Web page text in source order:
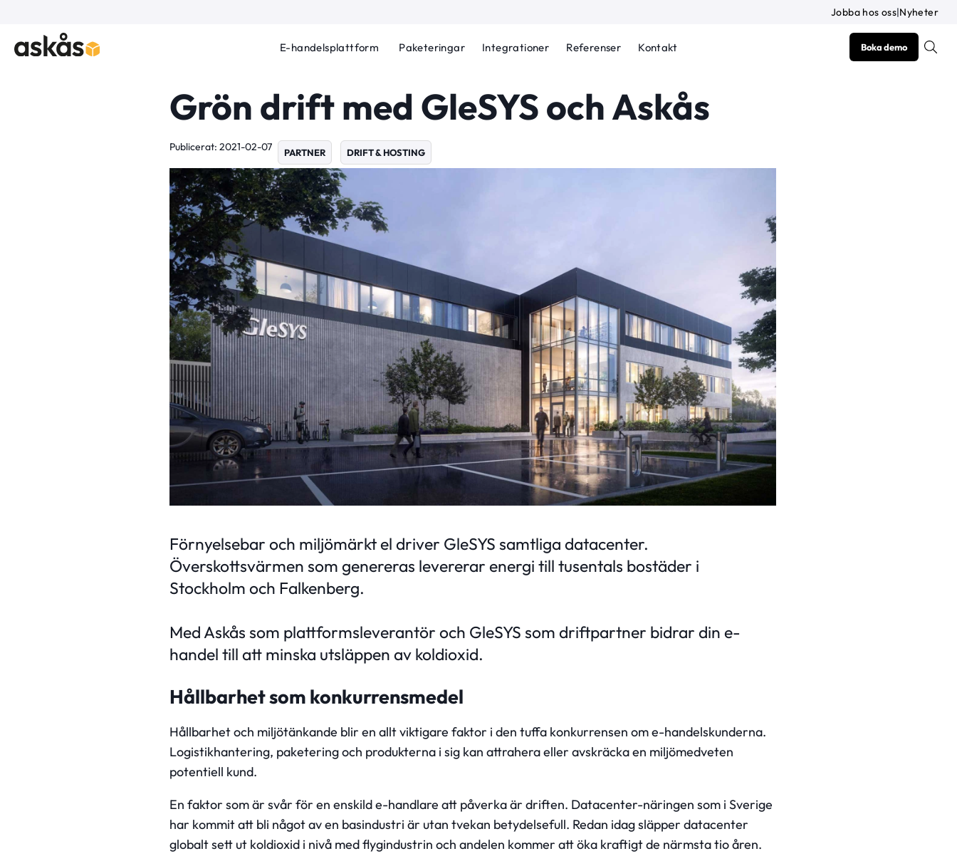
Jobba hos oss|Nyheter
E-handelsplattform Paketeringar Integrationer Referenser Kontakt Boka demo
Grön drift med GleSYS och Askås
Publicerat: 2021-02-07 PARTNER DRIFT & HOSTING
Förnyelsebar och miljömärkt el driver GleSYS samtliga datacenter.
Överskottsvärmen som genereras levererar energi till tusentals bostäder i
Stockholm och Falkenberg.
Med Askås som plattformsleverantör och GleSYS som driftpartner bidrar din e-
handel till att minska utsläppen av koldioxid.
Hållbarhet som konkurrensmedel
Hållbarhet och miljötänkande blir en allt viktigare faktor i den tuffa konkurrensen om e-handelskunderna.
Logistikhantering, paketering och produkterna i sig kan attrahera eller avskräcka en miljömedveten
potentiell kund.
En faktor som är svår för en enskild e-handlare att påverka är driften. Datacenter-näringen som i Sverige
har kommit att bli något av en basindustri är utan tvekan betydelsefull. Redan idag släpper datacenter
globalt sett ut koldioxid i nivå med flygindustrin och andelen kommer att öka kraftigt de närmsta tio åren.